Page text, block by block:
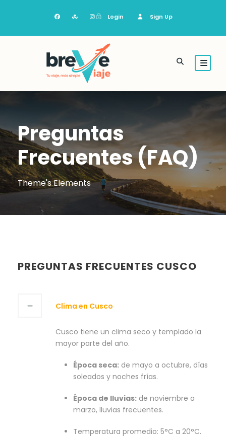
Login Sign Up
Preguntas
Frecuentes (FAQ)
Theme's Elements
PREGUNTAS FRECUENTES CUSCO
Clima en Cusco
Cusco tiene un clima seco y templado la
mayor parte del año.
Época seca: de mayo a octubre, días
soleados y noches frías.
Época de lluvias: de noviembre a
marzo, lluvias frecuentes.
Temperatura promedio: 5°C a 20°C.